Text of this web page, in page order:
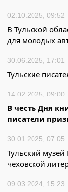
02.10.2025, 09:52
В Тульской
для молодых
30.06.2025, 17:01
Тульские
14.02.2025, 09:00
В честь Дня
писатели
30.01.2025, 07:05
Тульский
чеховской
09.03.2024, 15:23